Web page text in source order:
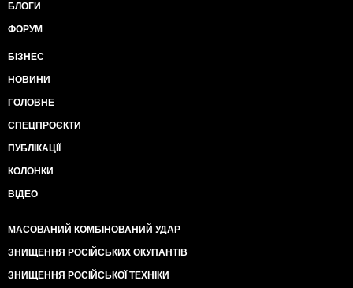
БЛОГИ
ФОРУМ
БІЗНЕС
НОВИНИ
ГОЛОВНЕ
СПЕЦПРОЄКТИ
ПУБЛІКАЦІЇ
КОЛОНКИ
ВІДЕО
МАСОВАНИЙ КОМБІНОВАНИЙ УДАР
ЗНИЩЕННЯ РОСІЙСЬКИХ ОКУПАНТІВ
ЗНИЩЕННЯ РОСІЙСЬКОЇ ТЕХНІКИ